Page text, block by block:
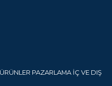
PAZARLAMA İÇ VE DIŞ